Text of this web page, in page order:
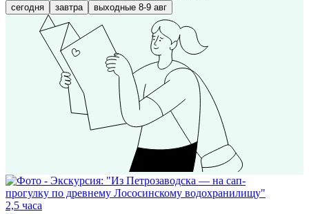
сегодня завтра выходные 8-9 авг
2,5 часа